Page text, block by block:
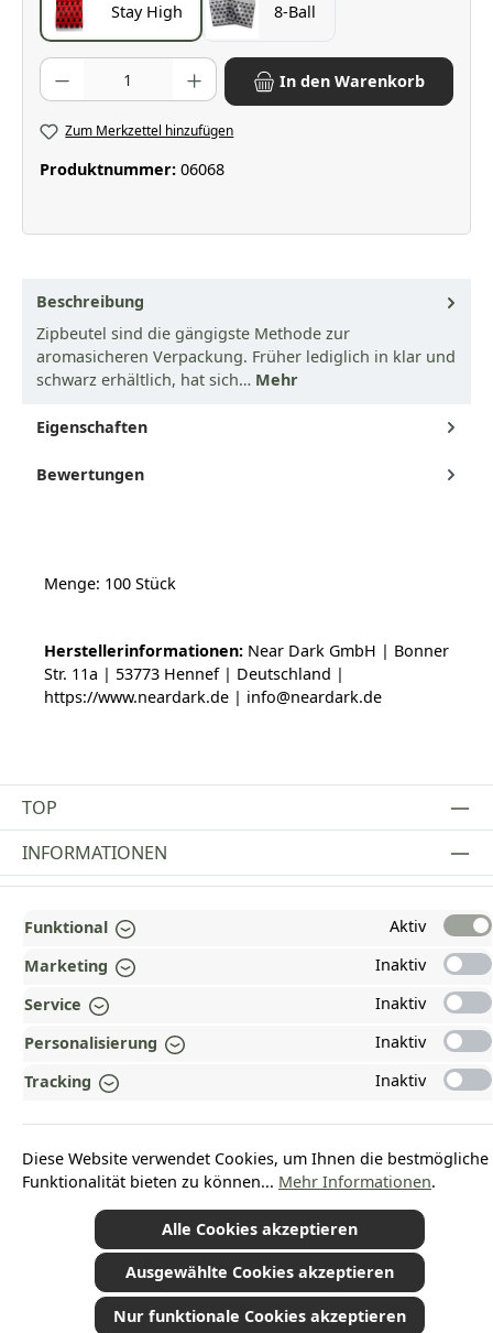
Stay High 8-Ball
Produkt Anzahl: Gib den gewünschten Wert ein oder benutze die
In den Warenkorb
Zum Merkzettel hinzufügen
Produktnummer: 06068
Beschreibung
Zipbeutel sind die gängigste Methode zur
aromasicheren Verpackung. Früher lediglich in klar und
schwarz erhältlich, hat sich… Mehr
Eigenschaften
Bewertungen
Menge: 100 Stück
Herstellerinformationen: Near Dark GmbH | Bonner
Str. 11a | 53773 Hennef | Deutschland |
https://www.neardark.de | info@neardark.de
TOP
Vertrag widerrufen
INFORMATIONEN
ZAHLUNGS- UND VERSANDARTEN
WARUM HEAD-SHOP.DE?
UNSERE COMMUNITIES
*Alle Preise inkl. gesetzl. Mehrwertsteuer zzgl.Versandkostenund ggf.
Nachnahmegebühren, wenn nicht anders angegeben.
© 2026 Plamundo GmbH - Alle Rechte vorbehalten. Theme by
ThemeWare®
Funktional
Aktiv
Marketing
Inaktiv
Service
Inaktiv
Personalisierung
Inaktiv
Tracking
Inaktiv
Diese Website verwendet Cookies, um Ihnen die bestmögliche
Funktionalität bieten zu können... Mehr Informationen.
Alle Cookies akzeptieren
Ausgewählte Cookies akzeptieren
Nur funktionale Cookies akzeptieren